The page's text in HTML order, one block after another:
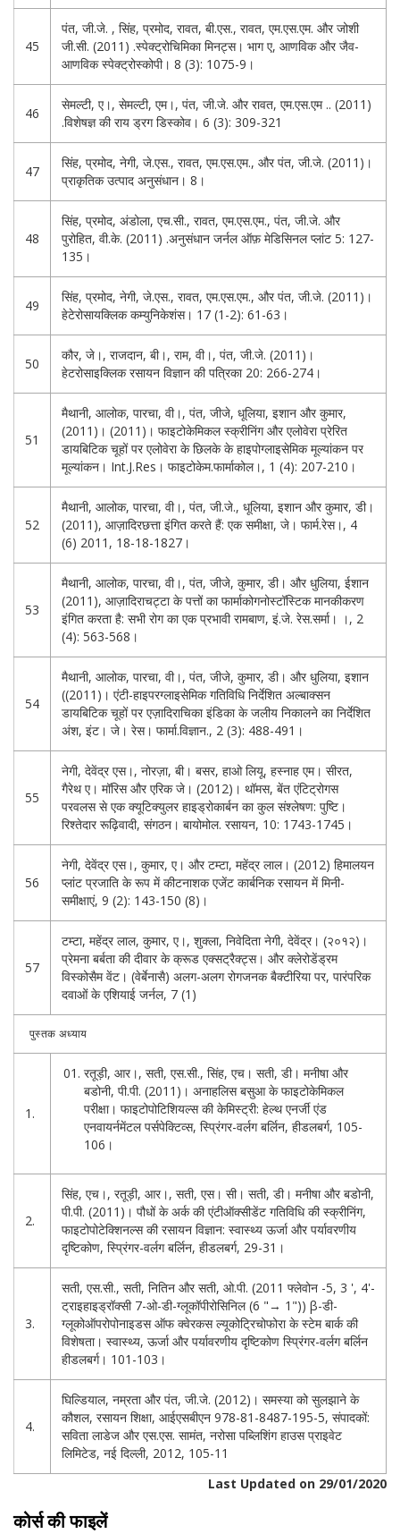
45
पंत, जी.जे. , सिंह, प्रमोद, रावत, बी.एस., रावत, एम.एस.एम. और जोशी
जी.सी. (2011) .स्पेक्ट्रोचिमिका मिनट्स। भाग ए, आणविक और जैव-
आणविक स्पेक्ट्रोस्कोपी। 8 (3): 1075-9।
46
सेमल्टी, ए।, सेमल्टी, एम।, पंत, जी.जे. और रावत, एम.एस.एम .. (2011)
.विशेषज्ञ की राय ड्रग डिस्कोव। 6 (3): 309-321
47
सिंह, प्रमोद, नेगी, जे.एस., रावत, एम.एस.एम., और पंत, जी.जे. (2011)।
प्राकृतिक उत्पाद अनुसंधान। 8।
48
सिंह, प्रमोद, अंडोला, एच.सी., रावत, एम.एस.एम., पंत, जी.जे. और
पुरोहित, वी.के. (2011) .अनुसंधान जर्नल ऑफ़ मेडिसिनल प्लांट 5: 127-
135।
49
सिंह, प्रमोद, नेगी, जे.एस., रावत, एम.एस.एम., और पंत, जी.जे. (2011)।
हेटेरोसायक्लिक कम्युनिकेशंस। 17 (1-2): 61-63।
50
कौर, जे।, राजदान, बी।, राम, वी।, पंत, जी.जे. (2011)।
हेटरोसाइक्लिक रसायन विज्ञान की पत्रिका 20: 266-274।
51
मैथानी, आलोक, पारचा, वी।, पंत, जीजे, धूलिया, इशान और कुमार,
(2011)। (2011)। फाइटोकेमिकल स्क्रीनिंग और एलोवेरा प्रेरित
डायबिटिक चूहों पर एलोवेरा के छिलके के हाइपोग्लाइसेमिक मूल्यांकन पर
मूल्यांकन। Int.J.Res। फाइटोकेम.फार्माकोल।, 1 (4): 207-210।
52
मैथानी, आलोक, पारचा, वी।, पंत, जी.जे., धूलिया, इशान और कुमार, डी।
(2011), आज़ादिरछत्ता इंगित करते हैं: एक समीक्षा, जे। फार्म.रेस।, 4
(6) 2011, 18-18-1827।
53
मैथानी, आलोक, पारचा, वी।, पंत, जीजे, कुमार, डी। और धुलिया, ईशान
(2011), आज़ादिराचट्टा के पत्तों का फार्माकोगनोस्टॉस्टिक मानकीकरण
इंगित करता है: सभी रोग का एक प्रभावी रामबाण, इं.जे. रेस.सर्मा। ।, 2
(4): 563-568।
54
मैथानी, आलोक, पारचा, वी।, पंत, जीजे, कुमार, डी। और धुलिया, इशान
((2011)। एंटी-हाइपरग्लाइसेमिक गतिविधि निर्देशित अल्बाक्सन
डायबिटिक चूहों पर एज़ादिराचिका इंडिका के जलीय निकालने का निर्देशित
अंश, इंट। जे। रेस। फार्मा.विज्ञान., 2 (3): 488-491।
55
नेगी, देवेंद्र एस।, नोरज़ा, बी। बसर, हाओ लियू, हस्नाह एम। सीरत,
गैरेथ ए। मॉरिस और एरिक जे। (2012)। थॉमस, बेंत एंटिट्रोगस
परवलस से एक क्यूटिक्युलर हाइड्रोकार्बन का कुल संश्लेषण: पुष्टि।
रिश्तेदार रूढ़िवादी, संगठन। बायोमोल. रसायन, 10: 1743-1745।
56
नेगी, देवेंद्र एस।, कुमार, ए। और टम्टा, महेंद्र लाल। (2012) हिमालयन
प्लांट प्रजाति के रूप में कीटनाशक एजेंट कार्बनिक रसायन में मिनी-
समीक्षाएं, 9 (2): 143-150 (8)।
57
टम्टा, महेंद्र लाल, कुमार, ए।, शुक्ला, निवेदिता नेगी, देवेंद्र। (२०१२)।
प्रेमना बर्बता की दीवार के क्रूड एक्सट्रैक्ट्स। और क्लेरोडेंड्रम
विस्कोसैम वेंट। (वेर्बेनासै) अलग-अलग रोगजनक बैक्टीरिया पर, पारंपरिक
दवाओं के एशियाई जर्नल, 7 (1)
पुस्तक अध्याय
1.
रतूड़ी, आर।, सती, एस.सी., सिंह, एच। सती, डी। मनीषा और
बडोनी, पी.पी. (2011)। अनाहलिस बसुआ के फाइटोकेमिकल
परीक्षा। फाइटोपोटिशियल्स की केमिस्ट्री: हेल्थ एनर्जी एंड
एनवायर्नमेंटल पर्सपेक्टिव्स, स्प्रिंगर-वर्लग बर्लिन, हीडलबर्ग, 105-
106।
2.
सिंह, एच।, रतूड़ी, आर।, सती, एस। सी। सती, डी। मनीषा और बडोनी,
पी.पी. (2011)। पौधों के अर्क की एंटीऑक्सीडेंट गतिविधि की स्क्रीनिंग,
फाइटोपोटेक्शिनल्स की रसायन विज्ञान: स्वास्थ्य ऊर्जा और पर्यावरणीय
दृष्टिकोण, स्प्रिंगर-वर्लग बर्लिन, हीडलबर्ग, 29-31।
3.
सती, एस.सी., सती, नितिन और सती, ओ.पी. (2011 फ्लेवोन -5, 3 ', 4'-
ट्राइहाइड्रॉक्सी 7-ओ-डी-ग्लूकॉपीरोसिनिल (6 "→ 1")) β-डी-
ग्लूकोऑपरोपोनाइडस ऑफ क्वेरकस ल्यूकोट्रिचोफोरा के स्टेम बार्क की
विशेषता। स्वास्थ्य, ऊर्जा और पर्यावरणीय दृष्टिकोण स्प्रिंगर-वर्लग बर्लिन
हीडलबर्ग। 101-103।
4.
घिल्डियाल, नम्रता और पंत, जी.जे. (2012)। समस्या को सुलझाने के
कौशल, रसायन शिक्षा, आईएसबीएन 978-81-8487-195-5, संपादकों:
सविता लाडेज और एस.एस. सामंत, नरोसा पब्लिशिंग हाउस प्राइवेट
लिमिटेड, नई दिल्ली, 2012, 105-11
Last Updated on 29/01/2020
कोर्स की फाइलें